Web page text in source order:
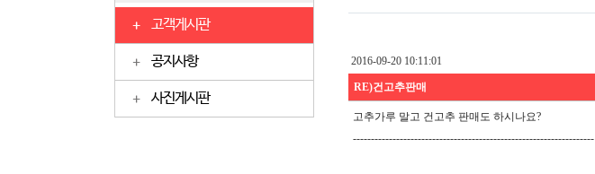
고객게시판
공지사항
사진게시판
2016-09-20 10:11:01
RE)건고추판매
고추가루 말고 건고추 판매도 하시나요?
-------------------------------------------------------------------